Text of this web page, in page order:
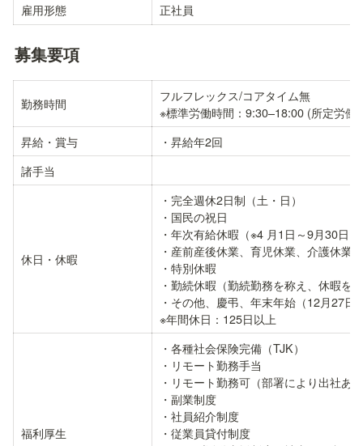
雇用形態
正社員
募集要項
勤務時間
フルフレックス/コアタイム無
※標準労働時間：9:30–18:00 (所定労働
昇給・賞与
・昇給年2回
諸手当
休日・休暇
・完全週休2日制（土・日）
・国民の祝日
・年次有給休暇（※4 月1日～9月30日
・産前産後休業、育児休業、介護休業
・特別休暇
・勤続休暇（勤続勤務を称え、休暇を
・その他、慶弔、年末年始（12月27日
※年間休日：125日以上
福利厚生
・各種社会保険完備（TJK）
・リモート勤務手当
・リモート勤務可（部署により出社あ
・副業制度
・社員紹介制度
・従業員貸付制度